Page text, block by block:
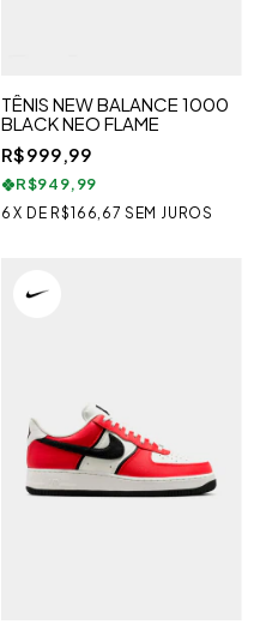
TÊNIS NEW BALANCE 1000
BLACK NEO FLAME
R$999,99
R$949,99
6 X DE R$166,67 SEM JUROS